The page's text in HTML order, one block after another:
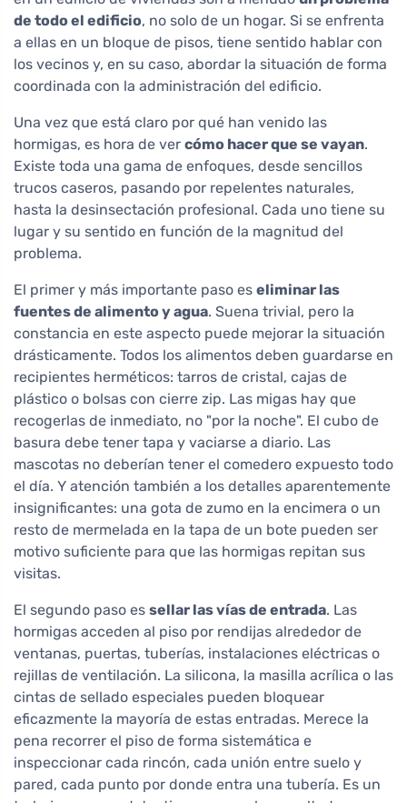
de todo el edificio, no solo de un hogar. Si se enfrenta
a ellas en un bloque de pisos, tiene sentido hablar con
los vecinos y, en su caso, abordar la situación de forma
coordinada con la administración del edificio.
Una vez que está claro por qué han venido las
hormigas, es hora de ver cómo hacer que se vayan.
Existe toda una gama de enfoques, desde sencillos
trucos caseros, pasando por repelentes naturales,
hasta la desinsectación profesional. Cada uno tiene su
lugar y su sentido en función de la magnitud del
problema.
El primer y más importante paso es eliminar las
fuentes de alimento y agua. Suena trivial, pero la
constancia en este aspecto puede mejorar la situación
drásticamente. Todos los alimentos deben guardarse en
recipientes herméticos: tarros de cristal, cajas de
plástico o bolsas con cierre zip. Las migas hay que
recogerlas de inmediato, no "por la noche". El cubo de
basura debe tener tapa y vaciarse a diario. Las
mascotas no deberían tener el comedero expuesto todo
el día. Y atención también a los detalles aparentemente
insignificantes: una gota de zumo en la encimera o un
resto de mermelada en la tapa de un bote pueden ser
motivo suficiente para que las hormigas repitan sus
visitas.
El segundo paso es sellar las vías de entrada. Las
hormigas acceden al piso por rendijas alrededor de
ventanas, puertas, tuberías, instalaciones eléctricas o
rejillas de ventilación. La silicona, la masilla acrílica o las
cintas de sellado especiales pueden bloquear
eficazmente la mayoría de estas entradas. Merece la
pena recorrer el piso de forma sistemática e
inspeccionar cada rincón, cada unión entre suelo y
pared, cada punto por donde entra una tubería. Es un